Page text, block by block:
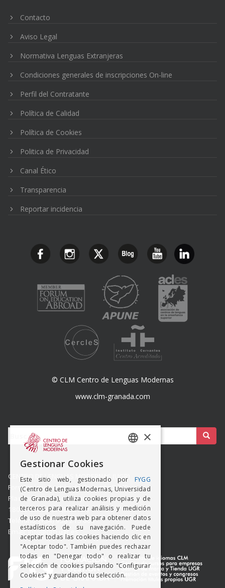
Contacto
Aviso Legal
Normativa Lenguas Extranjeras
Condiciones generales de inscripciones On-line
Perfil del Contratante
Política de Calidad
Política de Cookies
Politica de Privacidad
Canal Ético
Transparencia
Reportar incidencia
© CLM Centro de Lenguas Modernas
www.clm-granada.com
Buscar:
CENTRO DE LENGUAS MODERNAS (UGR)
Formación y Gestión de Granada SLMP
Placeta del Hospicio Viejo s/n
18009 GRANADA (ESPAÑA)
Teléfono: (+34) 958 215 660
Email: info@clm.ugr.es
×
Gestionar Cookies
Este sitio web, gestionado por FYGG
(Centro de Lenguas Modernas, Universidad
de Granada), utiliza cookies propias y de
terceros para realizar análisis y medición
de uso de nuestra web para obtener datos
estadísticos de su navegación. Puede
aceptar todas las cookies haciendo clic en
"Aceptar todo". También puedes rechazar
todas en "Denegar todo" o realizar tu
selección de cookies pulsando "Configurar
Cookies" y guardando tu selección.